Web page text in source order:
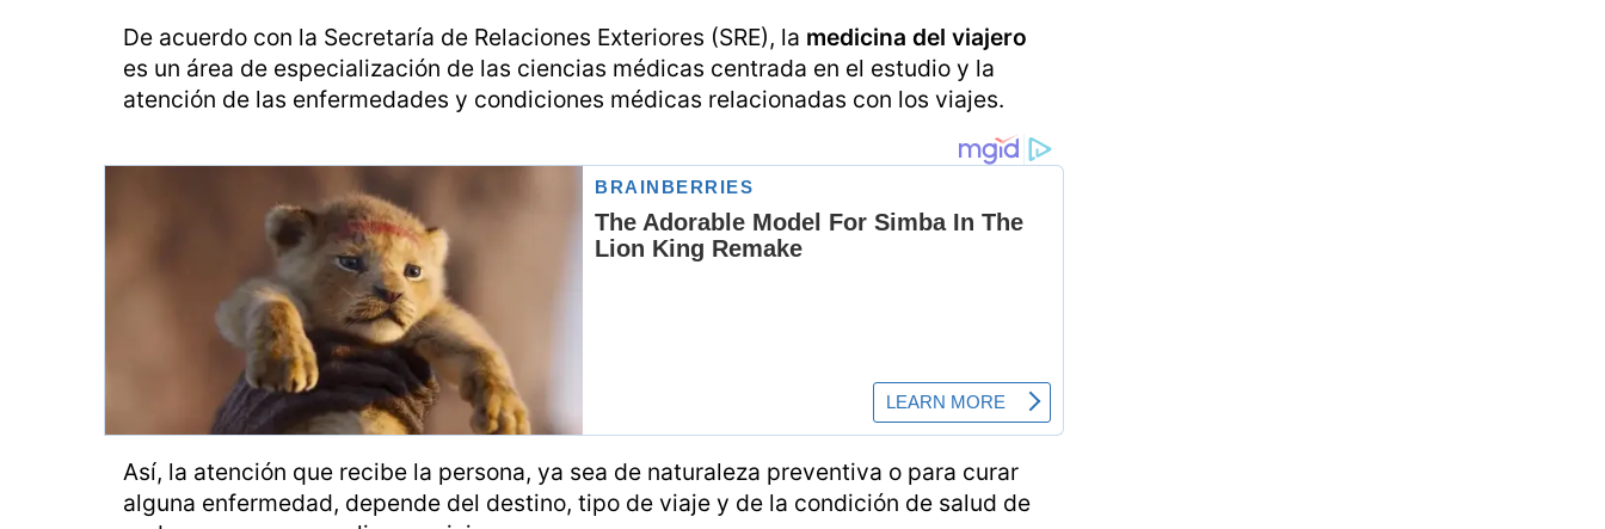
De acuerdo con la Secretaría de Relaciones Exteriores (SRE), la medicina del viajero
es un área de especialización de las ciencias médicas centrada en el estudio y la
atención de las enfermedades y condiciones médicas relacionadas con los viajes.
Así, la atención que recibe la persona, ya sea de naturaleza preventiva o para curar
alguna enfermedad, depende del destino, tipo de viaje y de la condición de salud de